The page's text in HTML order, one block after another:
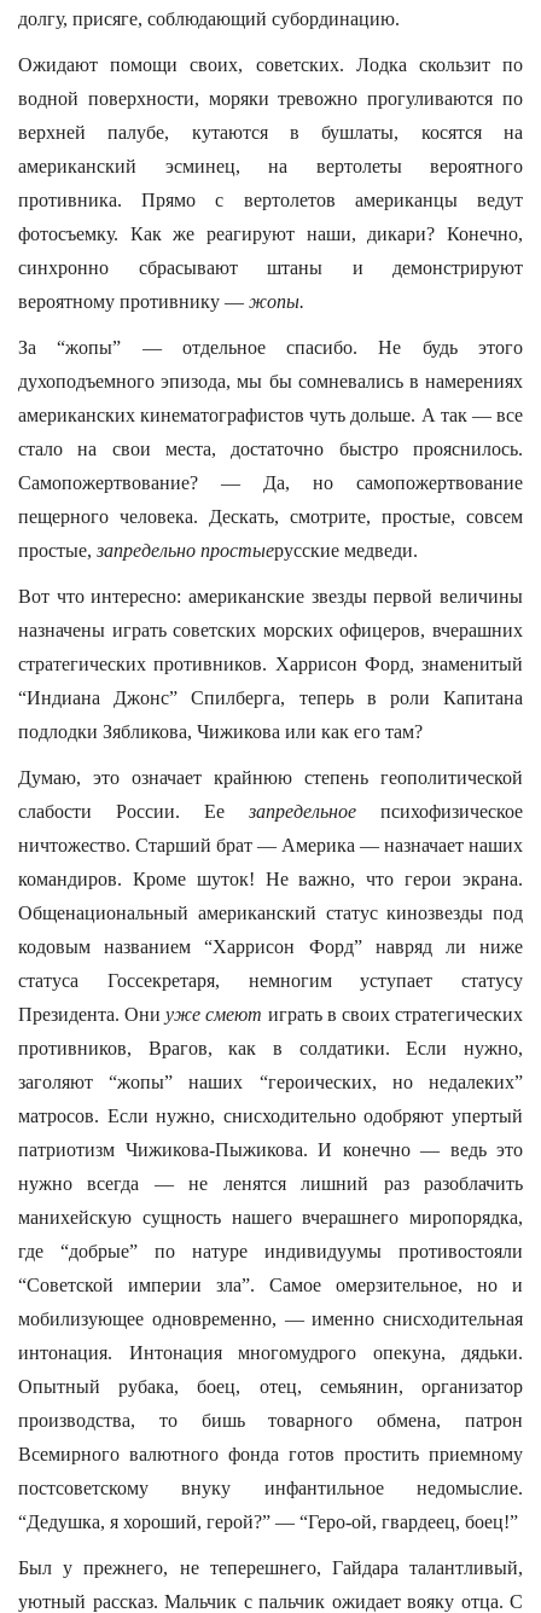
долгу, присяге, соблюдающий субординацию.
Ожидают помощи своих, советских. Лодка скользит по
водной поверхности, моряки тревожно прогуливаются по
верхней палубе, кутаются в бушлаты, косятся на
американский эсминец, на вертолеты вероятного
противника. Прямо с вертолетов американцы ведут
фотосъемку. Как же реагируют наши, дикари? Конечно,
синхронно сбрасывают штаны и демонстрируют
вероятному противнику — жопы.
За “жопы” — отдельное спасибо. Не будь этого
духоподъемного эпизода, мы бы сомневались в намерениях
американских кинематографистов чуть дольше. А так — все
стало на свои места, достаточно быстро прояснилось.
Самопожертвование? — Да, но самопожертвование
пещерного человека. Дескать, смотрите, простые, совсем
простые, запредельно простыерусские медведи.
Вот что интересно: американские звезды первой величины
назначены играть советских морских офицеров, вчерашних
стратегических противников. Харрисон Форд, знаменитый
“Индиана Джонс” Спилберга, теперь в роли Капитана
подлодки Зябликова, Чижикова или как его там?
Думаю, это означает крайнюю степень геополитической
слабости России. Ее запредельное
психофизическое
ничтожество. Старший брат — Америка — назначает наших
командиров. Кроме шуток! Не важно, что герои экрана.
Общенациональный американский статус кинозвезды под
кодовым названием “Харрисон Форд” навряд ли ниже
статуса Госсекретаря, немногим уступает статусу
Президента. Ониуже смеют играть в своих стратегических
противников, Врагов, как в солдатики. Если нужно,
заголяют “жопы” наших “героических, но недалеких”
матросов. Если нужно, снисходительно одобряют упертый
патриотизм Чижикова-Пыжикова. И конечно — ведь это
нужно всегда — не ленятся лишний раз разоблачить
манихейскую сущность нашего вчерашнего миропорядка,
где “добрые” по натуре индивидуумы противостояли
“Советской империи зла”. Самое омерзительное, но и
мобилизующее одновременно, — именно снисходительная
интонация. Интонация многомудрого опекуна, дядьки.
Опытный рубака, боец, отец, семьянин, организатор
производства, то бишь товарного обмена, патрон
Всемирного валютного фонда готов простить приемному
постсоветскому внуку инфантильное недомыслие.
“Дедушка, я хороший, герой?” — “Геро-ой, гвардеец, боец!”
Был у прежнего, не теперешнего, Гайдара талантливый,
уютный рассказ. Мальчик с пальчик ожидает вояку отца. С